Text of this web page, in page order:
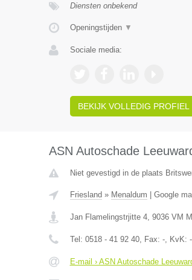
Diensten onbekend
Openingstijden ▼
Sociale media:
BEKIJK VOLLEDIG PROFIEL
ASN Autoschade
Niet gevestigd in de plaats
Friesland » Menaldum Google
Jan Flamelingstrjitte 4, 9036 VM
Tel: 0518 - 41 92 40, Fax: -, KvK: -
E-mail › ASN Autoschade